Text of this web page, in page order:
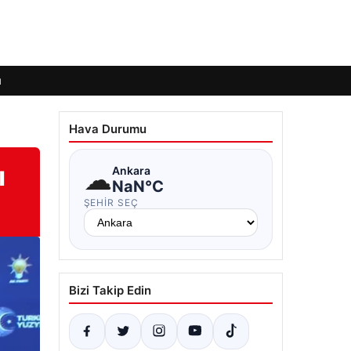
Hava Durumu
☁Ankara
NaN°C
ŞEHIR SEÇ
Bizi Takip Edin